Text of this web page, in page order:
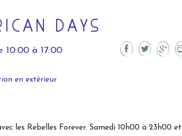
DAYS
à 17:00
en extérieur
les Rebelles Forever. Samedi 10h00 à 23h00 et